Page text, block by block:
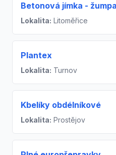
Betonová jímka -
Lokalita: Litoměřice
Plantex
Lokalita: Turnov
Kbelíky obdélníkové
Lokalita: Prostějov